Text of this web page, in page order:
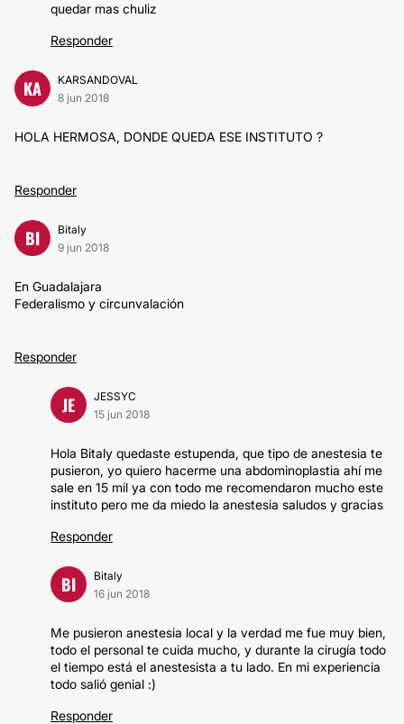
quedar mas chuliz
Responder
KA
KARSANDOVAL
8 jun 2018
HOLA HERMOSA, DONDE QUEDA ESE INSTITUTO ?
Responder
BI
Bitaly
9 jun 2018
En Guadalajara
Federalismo y circunvalación
Responder
JE
JESSYC
15 jun 2018
Hola Bitaly quedaste estupenda, que tipo de anestesia te
pusieron, yo quiero hacerme una abdominoplastia ahí me
sale en 15 mil ya con todo me recomendaron mucho este
instituto pero me da miedo la anestesia saludos y gracias
Responder
BI
Bitaly
16 jun 2018
Me pusieron anestesia local y la verdad me fue muy bien,
todo el personal te cuida mucho, y durante la cirugía todo
el tiempo está el anestesista a tu lado. En mi experiencia
todo salió genial :)
Responder